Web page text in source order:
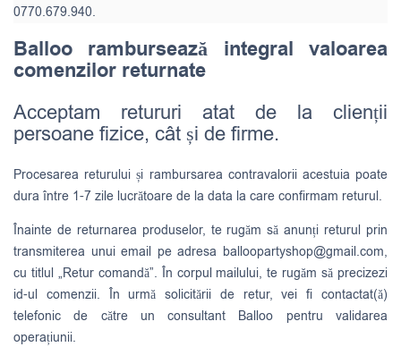
0770.679.940.
Balloo rambursează integral valoarea
comenzilor returnate
Acceptam retururi atat de la clienții
persoane fizice, cât și de firme.
Procesarea returului și rambursarea contravalorii acestuia poate
dura între 1-7 zile lucrătoare de la data la care confirmam returul.
Înainte de returnarea produselor, te rugăm să anunți returul prin
transmiterea unui email pe adresa balloopartyshop@gmail.com,
cu titlul „Retur comandă”. În corpul mailului, te rugăm să precizezi
id-ul comenzii. În urmă solicitării de retur, vei fi contactat(ă)
telefonic de către un consultant Balloo pentru validarea
operațiunii.